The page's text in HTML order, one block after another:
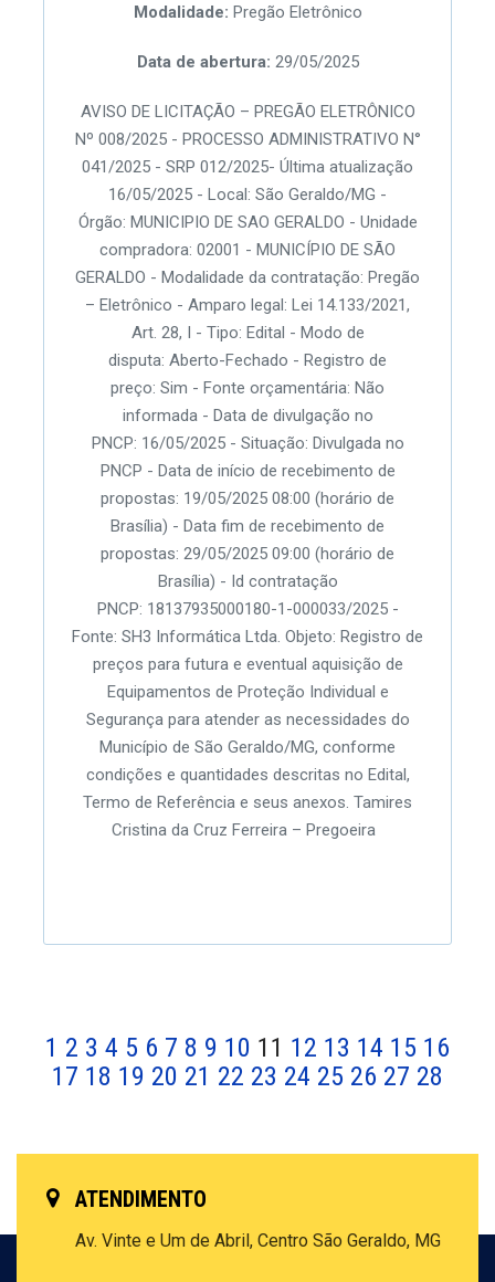
Modalidade: Pregão Eletrônico
Data de abertura: 29/05/2025
AVISO DE LICITAÇÃO – PREGÃO ELETRÔNICO
Nº 008/2025 - PROCESSO ADMINISTRATIVO N°
041/2025 - SRP 012/2025- Última atualização
16/05/2025 - Local: São Geraldo/MG -
Órgão: MUNICIPIO DE SAO GERALDO - Unidade
compradora: 02001 - MUNICÍPIO DE SÃO
GERALDO - Modalidade da contratação: Pregão
– Eletrônico - Amparo legal: Lei 14.133/2021,
Art. 28, I - Tipo: Edital - Modo de
disputa: Aberto-Fechado - Registro de
preço: Sim - Fonte orçamentária: Não
informada - Data de divulgação no
PNCP: 16/05/2025 - Situação: Divulgada no
PNCP - Data de início de recebimento de
propostas: 19/05/2025 08:00 (horário de
Brasília) - Data fim de recebimento de
propostas: 29/05/2025 09:00 (horário de
Brasília) - Id contratação
PNCP: 18137935000180-1-000033/2025 -
Fonte: SH3 Informática Ltda. Objeto: Registro de
preços para futura e eventual aquisição de
Equipamentos de Proteção Individual e
Segurança para atender as necessidades do
Município de São Geraldo/MG, conforme
condições e quantidades descritas no Edital,
Termo de Referência e seus anexos. Tamires
Cristina da Cruz Ferreira – Pregoeira
1 2 3 4 5 6 7 8 9 10 11 12 13 14 15 16
17 18 19 20 21 22 23 24 25 26 27 28
ATENDIMENTO
Av. Vinte e Um de Abril, Centro São Geraldo, MG